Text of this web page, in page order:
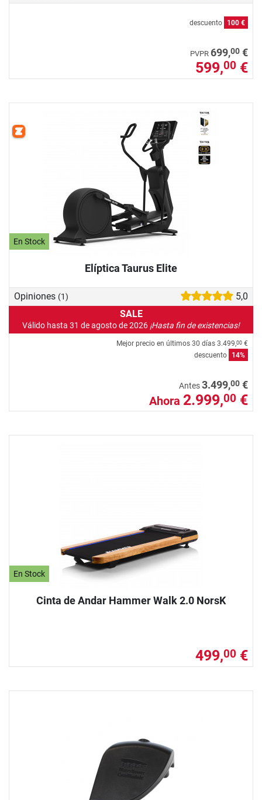
descuento 100 €
PVPR 699,00 €
599,00 €
En Stock
Elíptica Taurus Elite
Opiniones (1)
5,0
SALE
Válido hasta 31 de agosto de 2026 ¡Hasta fin de existencias!
Mejor precio en últimos 30 días 3.499,00 €
descuento
14%
Antes3.499,00 €
Ahora 2.999,00 €
En Stock
Cinta de Andar Hammer Walk 2.0 NorsK
499,00 €